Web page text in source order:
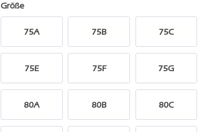
Größe
75A 75B 75C
75E 75F 75G
80A 80B 80C